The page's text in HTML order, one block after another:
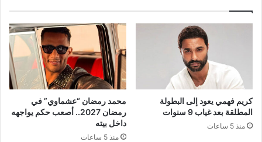
كريم فهمي يعود إلى البطولة
المطلقة بعد غياب 9 سنوات
منذ 5 ساعات
محمد رمضان “عشماوي” في
رمضان 2027.. أصعب حكم يواجهه
داخل بيته
منذ 5 ساعات